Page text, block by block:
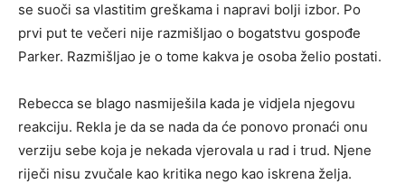
se suoči sa vlastitim greškama i napravi bolji izbor. Po
prvi put te večeri nije razmišljao o bogatstvu gospođe
Parker. Razmišljao je o tome kakva je osoba želio postati.
Rebecca se blago nasmiješila kada je vidjela njegovu
reakciju. Rekla je da se nada da će ponovo pronaći onu
verziju sebe koja je nekada vjerovala u rad i trud. Njene
riječi nisu zvučale kao kritika nego kao iskrena želja.